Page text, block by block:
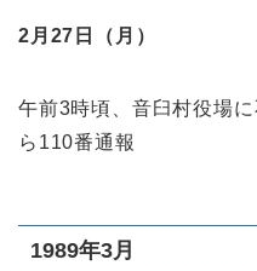
2月27日（月）
午前3時頃、音臼村役場
ら110番通報
1989年3月